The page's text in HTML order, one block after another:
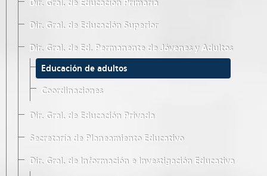
Dir. Gral. de Educación Primaria
Dir. Gral. de Educación Superior
Dir. Gral. de Ed. Permanente de Jóvenes y Adultos
Educación de adultos
Coordinaciones
Dir. Gral. de Educación Privada
Secretaría de Planeamiento Educativo
Dir. Gral. de Información e Investigación Educativa